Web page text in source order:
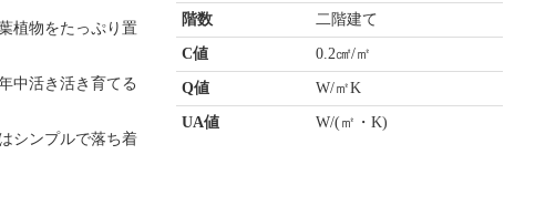
植物をたっぷり置
中活き活き育てる
シンプルで落ち着
階数 二階建て
C値 0.2㎠/㎡
Q値 W/㎡K
UA値 W/(㎡・K)